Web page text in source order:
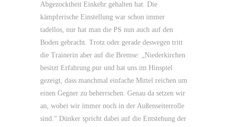
Abgezocktheit Einkehr gehalten hat. Die
kämpferische Einstellung war schon immer
tadellos, nur hat man die PS nun auch auf den
Boden gebracht. Trotz oder gerade deswegen tritt
die Trainerin aber auf die Bremse: „Niederkirchen
besitzt Erfahrung pur und hat uns im Hinspiel
gezeigt, dass manchmal einfache Mittel reichen um
einen Gegner zu beherrschen. Genau da setzen wir
an, wobei wir immer noch in der Außenseiterrolle
sind.“ Dünker spricht dabei auf die Entstehung der